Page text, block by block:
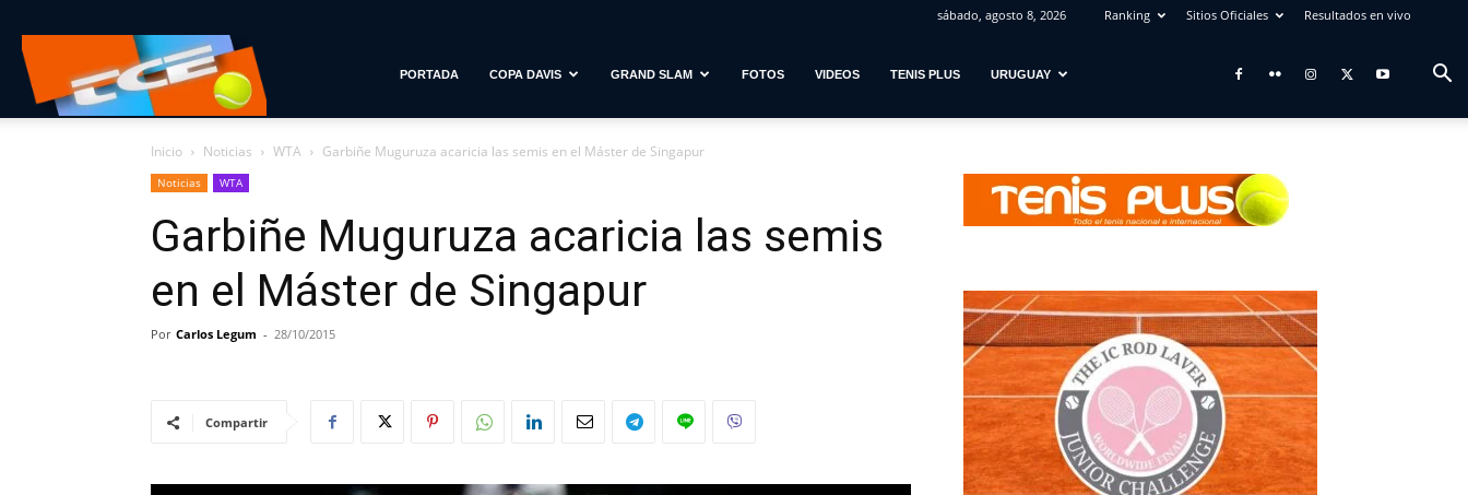
sábado, agosto 8, 2026 Ranking Sitios Oficiales Resultados en vivo
con
Estilo
PORTADA COPA DAVIS GRAND SLAM FOTOS VIDEOS TENIS PLUS URUGUAY
Inicio Noticias WTA Garbiñe Muguruza acaricia las semis en el Máster de Singapur
Noticias WTA
Garbiñe Muguruza acaricia las semis
en el Máster de Singapur
Por Carlos Legum - 28/10/2015
Compartir